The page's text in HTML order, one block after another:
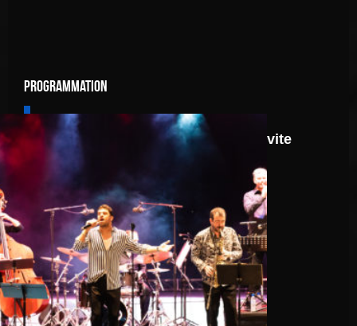
Programmation
8 août
Walter Ricci